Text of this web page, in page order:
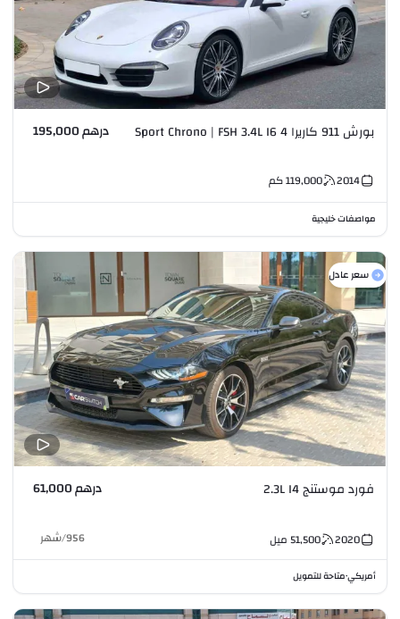
بورش 911 كاريرا 4 Sport Chrono | FSH 3.4L I6 درهم 195,000
2014
119,000كم
مواصفات خليجية
سعر عادل
فورد موستنج 2.3L I4 درهم 61,000
2020
51,500 ميل 956
/شهر
أمريكي•متاحة للتمويل